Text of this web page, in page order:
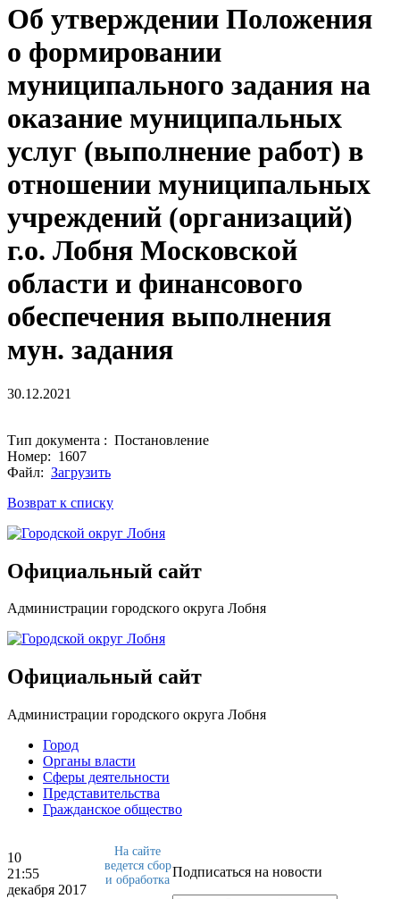
Об утверждении Положения
о формировании
муниципального задания на
оказание муниципальных
услуг (выполнение работ) в
отношении муниципальных
учреждений (организаций)
г.о. Лобня Московской
области и финансового
обеспечения выполнения
мун. задания
30.12.2021
Тип документа : Постановление
Номер: 1607
Файл: Загрузить
Возврат к списку
Официальный сайт
Администрации городского округа Лобня
Официальный сайт
Администрации городского округа Лобня
Город
Органы власти
Сферы деятельности
Представительства
Гражданское общество
10
21:55
декабря 2017
Подписаться на новости
На сайте
ведется сбор
и обработка